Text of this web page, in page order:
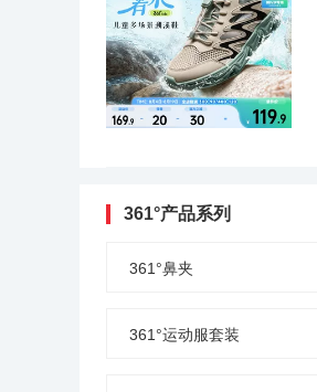
361°产品系列
361°鼻夹
361°运动服套装